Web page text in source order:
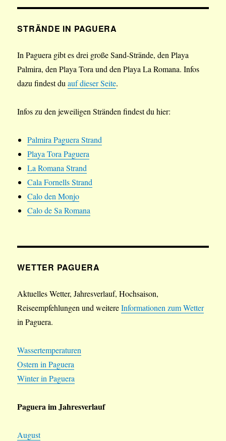
STRÄNDE IN PAGUERA
In Paguera gibt es drei große Sand-Strände, den Playa
Palmira, den Playa Tora und den Playa La Romana. Infos
dazu findest duauf dieser Seite.
Infos zu den jeweiligen Stränden findest du hier:
Palmira Paguera Strand
Playa Tora Paguera
La Romana Strand
Cala Fornells Strand
Calo den Monjo
Calo de Sa Romana
WETTER PAGUERA
Aktuelles Wetter, Jahresverlauf, Hochsaison,
Reiseempfehlungen und weitereInformationen zum Wetter
in Paguera.
Wassertemperaturen
Ostern in Paguera
Winter in Paguera
Paguera im Jahresverlauf
August